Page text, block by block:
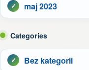
maj 2023
Categories
Bez kategorii